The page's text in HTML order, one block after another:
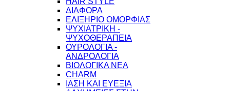
ΔΙΑΦΟΡΑ
ΕΛΙΞΗΡΙΟ ΟΜΟΡΦΙΑΣ
ΨΥΧΙΑΤΡΙΚΗ -
ΨΥΧΟΘΕΡΑΠΕΙΑ
ΟΥΡΟΛΟΓΙΑ -
ΑΝΔΡΟΛΟΓΙΑ
ΒΙΟΛΟΓΙΚΑ ΝΕΑ
CHARM
ΙΑΣΗ ΚΑΙ ΕΥΕΞΙΑ